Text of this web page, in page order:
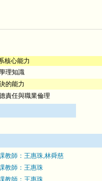
核心能力
理知識
的能力
責任與職業倫理
教師：王惠珠,林舜慈
教師：王惠珠
教師：王惠珠